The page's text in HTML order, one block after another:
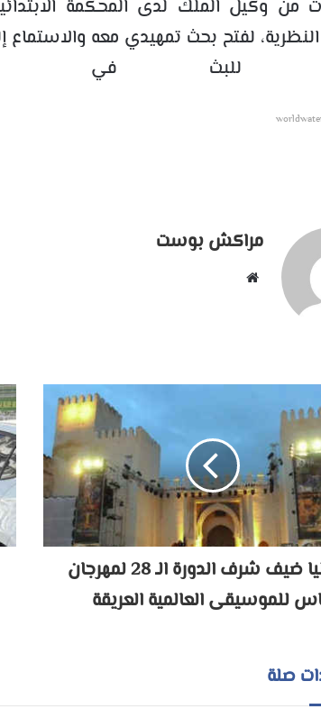
من وكيل الملك لدى المحكمة
النظرية، لفتح بحث تمهيدي معه
للبث في
مراكش بوست
إيطاليا ضيف شرف الدورة الـ 28 لمهرجان
للموسيقى العالمية العريقة
صلة